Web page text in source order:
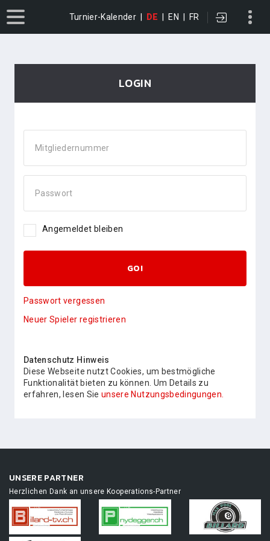
Turnier-Kalender DE EN FR
LOGIN
Mitgliedernummer
Passwort
Angemeldet bleiben
GO!
Passwort vergessen
Neuer Spieler registrieren
Datenschutz Hinweis
Diese Webseite nutzt Cookies, um bestmögliche
Funktionalität bieten zu können. Um Details zu
erfahren, lesen Sie unsere Nutzungsbedingungen.
UNSERE PARTNER
Herzlichen Dank an unsere Kooperations-Partner